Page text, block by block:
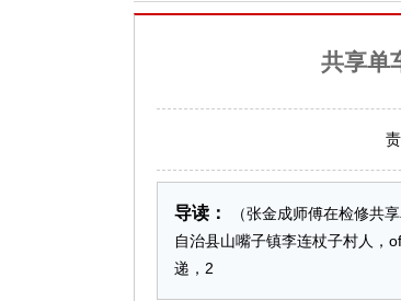
共享单
导读：
（张金成师傅在检修共
自治县山嘴子镇李连杖子村人，
递，2